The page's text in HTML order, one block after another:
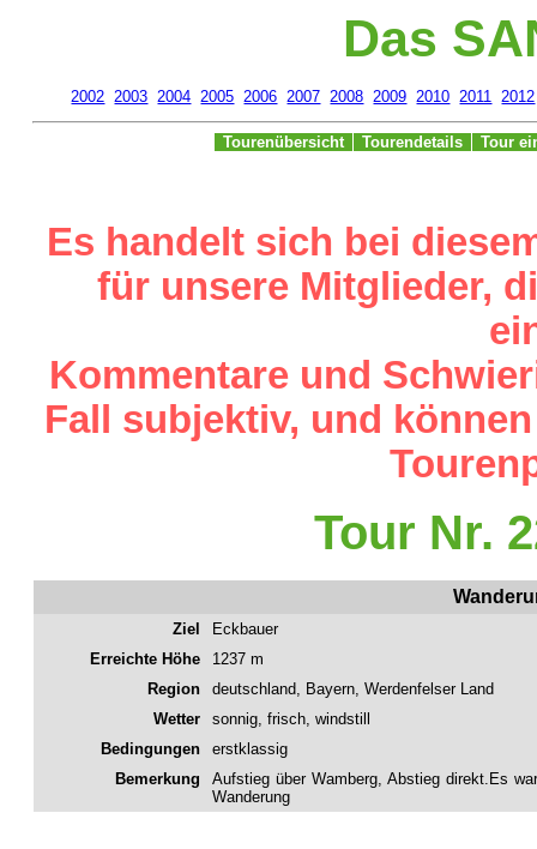
Das
2002 2003 2004 2005 2006 2007 2008 2009 2010 2011 2012
Tourenübersicht Tourendetails Tour
Es handelt sich bei
für unsere Mitglieder,
Kommentare und
Fall subjektiv, und
Tour Nr.
Ziel
Eckbauer
Erreichte Höhe
1237 m
Region
deutschland, Bayern, Werdenfelser Land
Wetter
sonnig, frisch, windstill
Bedingungen
erstklassig
Bemerkung
Aufstieg über Wamberg, Abstieg direkt.Es
Wanderung